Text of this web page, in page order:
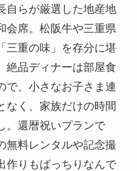
自らが厳選した地産地
会席。松阪牛や三重県
三重の味」を存分に堪
絶品ディナーは部屋食
で、小さなお子さま連
なく、家族だけの時間
。還暦祝いプランで
無料レンタルや記念撮
作りもばっちりなんで